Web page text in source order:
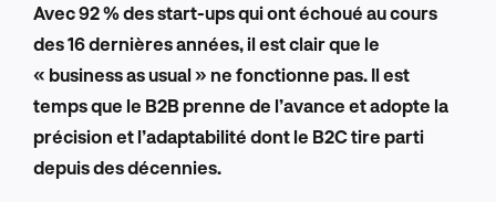
Avec 92 % des start-ups qui ont échoué au cours
des 16 dernières années, il est clair que le
« business as usual » ne fonctionne pas. Il est
temps que le B2B prenne de l’avance et adopte la
précision et l’adaptabilité dont le B2C tire parti
depuis des décennies.